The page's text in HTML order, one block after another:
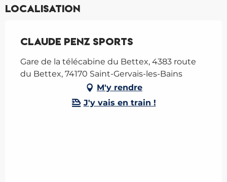
Localisation
Claude Penz Sports
Gare de la télécabine du Bettex, 4383 route
du Bettex, 74170 Saint-Gervais-les-Bains
M'y rendre
J'y vais en train !